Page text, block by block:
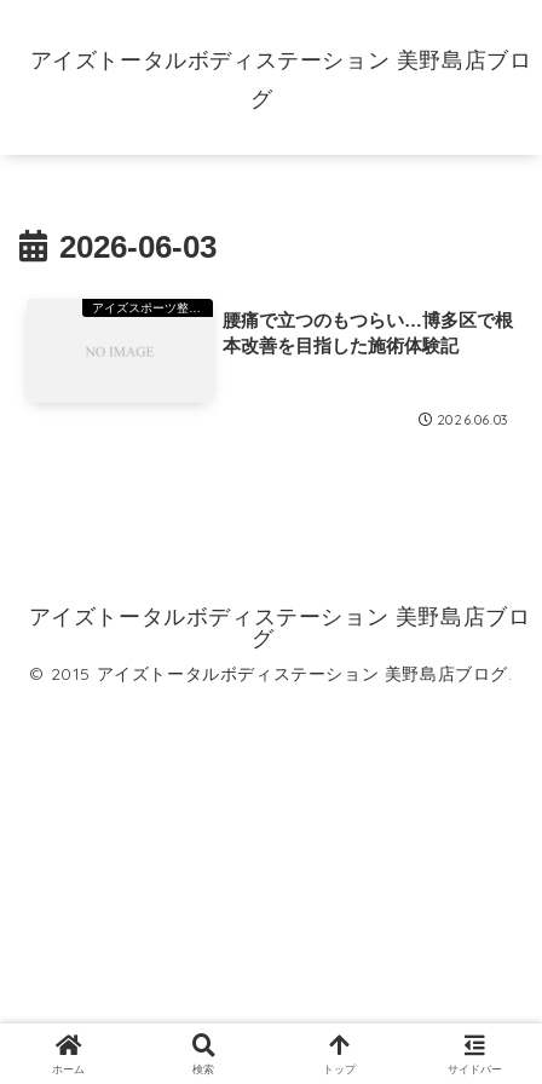
アイズトータルボディステーション 美野島店ブロ
グ
2026-06-03
腰痛で立つのもつらい…博多区で根
本改善を目指した施術体験記
2026.06.03
アイズトータルボディステーション 美野島店ブロ
グ
© 2015 アイズトータルボディステーション 美野島店ブログ.
ホーム 検索 トップ サイドバー